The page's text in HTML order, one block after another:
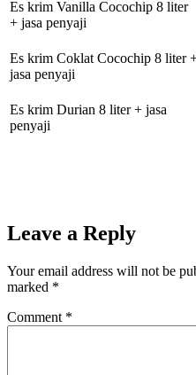
Es krim Vanilla Cocochip 8 liter
+ jasa penyaji
Es krim Coklat Cocochip 8 liter
jasa penyaji
Es krim Durian 8 liter + jasa
penyaji
Leave a Reply
Your email address will not be
marked *
Comment *